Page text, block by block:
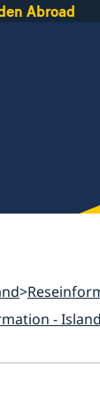
Abroad
- Island